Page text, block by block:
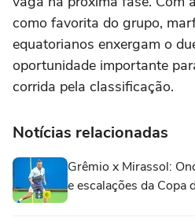
como favorita do grupo,
equatorianos enxergam o
oportunidade importante
corrida pela classificação.
Notícias relacionadas
Grêmio x Mirassol:
e escalações da Copa